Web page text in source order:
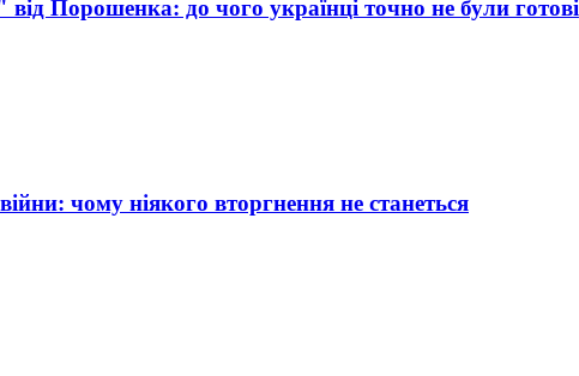
Порошенка: до чого українці точно не були готові
чому ніякого вторгнення не станеться